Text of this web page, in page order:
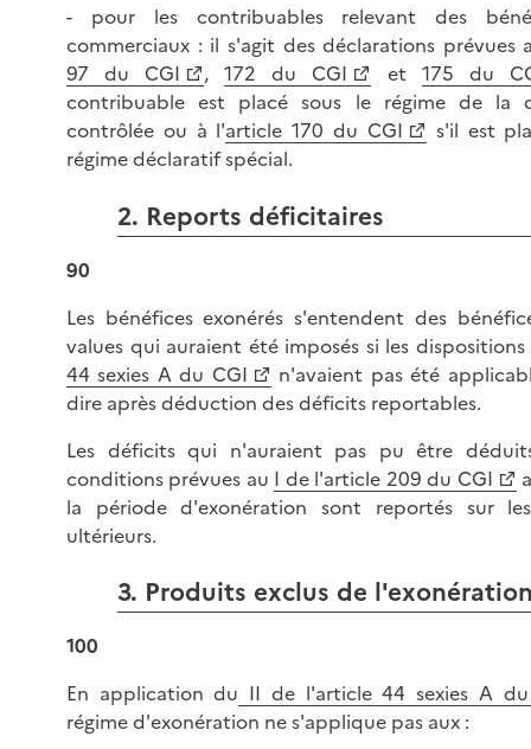
- pour les contribuables relevant des
commerciaux : il s'agit des déclarations prévues
97 du CGI
,172 du CGI et 175 du
contribuable est placé sous le régime de la
contrôlée ou à l'article 170 du CGI
s'il est
régime déclaratif spécial.
2. Reports déficitaires
90
Les bénéfices exonérés s'entendent des
values qui auraient été imposés si les
44 sexies A du CGI
n'avaient pas été
dire après déduction des déficits reportables.
Les déficits qui n'auraient pas pu être
conditions prévues au I de l'article 209 du CGI
la période d'exonération sont reportés sur
ultérieurs.
3. Produits exclus de
100
En application du II de l'article 44 sexies A
régime d'exonération ne s'applique pas aux :